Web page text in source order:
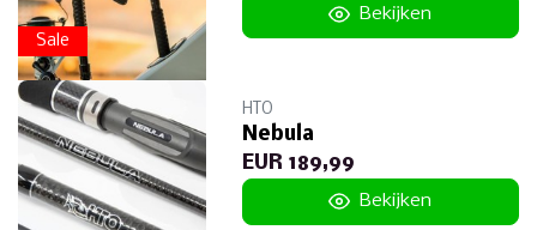
Sale
Bekijken
HTO
Nebula
EUR 189,99
Bekijken